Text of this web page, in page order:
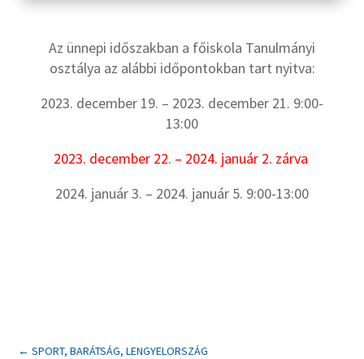
Az ünnepi időszakban a főiskola Tanulmányi
osztálya az alábbi időpontokban tart nyitva:
2023. december 19. – 2023. december 21. 9:00-
13:00
2023. december 22. – 2024. január 2. zárva
2024. január 3. – 2024. január 5. 9:00-13:00
←SPORT, BARÁTSÁG, LENGYELORSZÁG